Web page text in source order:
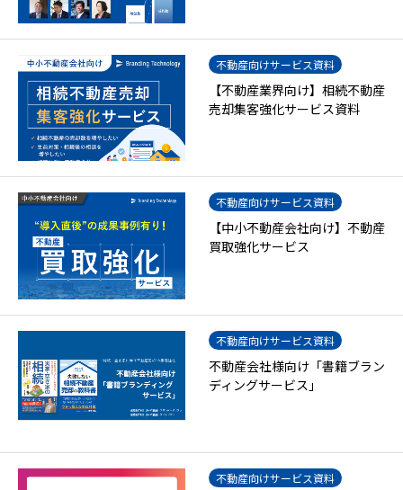
不動産向けサービス資料
【不動産業界向け】相続不動産
売却集客強化サービス資料
不動産向けサービス資料
【中小不動産会社向け】不動産
買取強化サービス
不動産向けサービス資料
不動産会社様向け「書籍ブラン
ディングサービス」
不動産向けサービス資料